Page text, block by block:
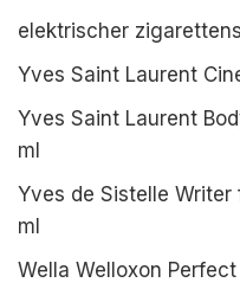
elektrischer
Yves Saint Laurent
Yves Saint Laurent
ml
Yves de Sistelle Writer
ml
Wella Welloxon